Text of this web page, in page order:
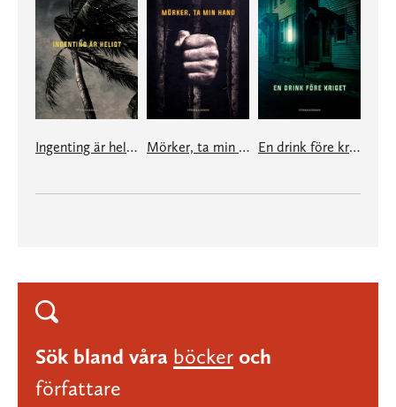
Ingenting är heligt Mörker, ta min hand En drink före kriget
Sök bland våra böcker och
författare